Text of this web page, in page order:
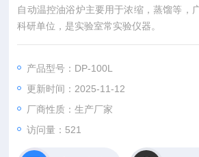
自动温控油浴炉主要用于浓缩，蒸馏等，
科研单位，是实验室常实验仪器。
产品型号：DP-100L
更新时间：2025-11-12
厂商性质：生产厂家
访问量：521